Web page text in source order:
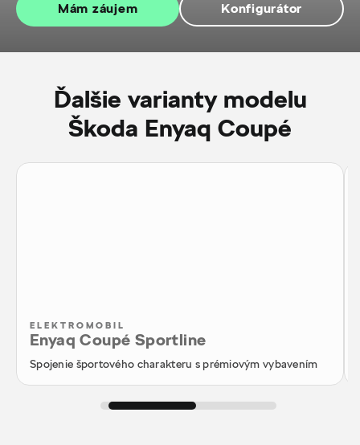
Mám záujem Konfigurátor
Ďalšie varianty modelu
Škoda Enyaq Coupé
ELEKTROMOBIL
Enyaq Coupé Sportline
Spojenie športového charakteru s prémiovým vybavením